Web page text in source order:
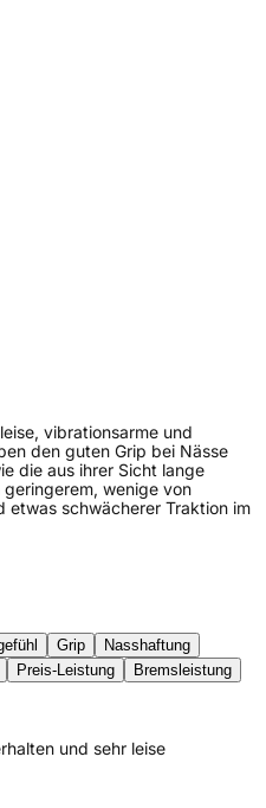
vibrationsarme und
den guten Grip bei Nässe
die aus ihrer Sicht lange
wenige von
etwas schwächerer Traktion im
Grip
Nasshaftung
Preis-Leistung Bremsleistung
und sehr leise